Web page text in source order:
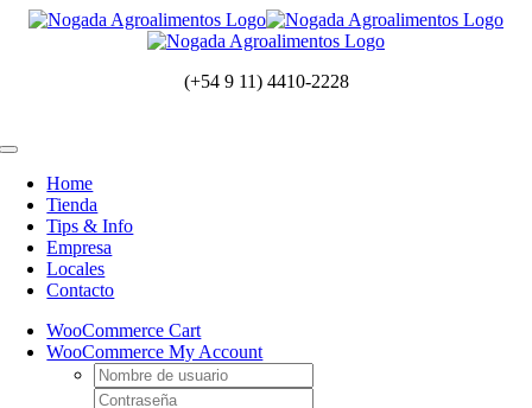
Saltar
(+54 9 11) 4410-2228
Toggle
NavigationHome
Tienda
Tips & Info
Empresa
Locales
Contacto
WooCommerce Cart
WooCommerce My Account
Username:
Contraseña